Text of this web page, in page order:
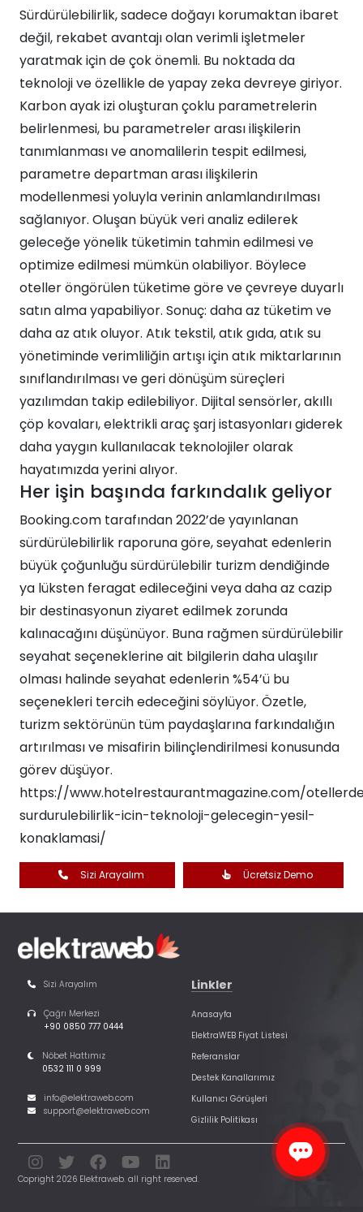
Sürdürülebilirlik, sadece doğayı korumaktan ibaret
değil, rekabet avantajı olan verimli işletmeler
yaratmak için de çok önemli. Bu noktada da
teknoloji ve özellikle de yapay zeka devreye giriyor.
Karbon ayak izi oluşturan çoklu parametrelerin
belirlenmesi, bu parametreler arası ilişkilerin
tanımlanması ve anomalilerin tespit edilmesi,
parametre departman arası ilişkilerin
modellenmesi yoluyla verinin anlamlandırılması
sağlanıyor. Oluşan büyük veri analiz edilerek
geleceğe yönelik tüketimin tahmin edilmesi ve
optimize edilmesi mümkün olabiliyor. Böylece
oteller öngörülen tüketime göre ve çevreye duyarlı
satın alma yapabiliyor. Sonuç: daha az tüketim ve
daha az atık oluyor. Atık tekstil, atık gıda, atık su
yönetiminde verimliliğin artışı için atık miktarlarının
sınıflandırılması ve geri dönüşüm süreçleri
yazılımdan takip edilebiliyor. Dijital sensörler, akıllı
çöp kovaları, elektrikli araç şarj istasyonları giderek
daha yaygın kullanılacak teknolojiler olarak
hayatımızda yerini alıyor.
Her işin başında farkındalık geliyor
Booking.com tarafından 2022’de yayınlanan
sürdürülebilirlik raporuna göre, seyahat edenlerin
büyük çoğunluğu sürdürülebilir turizm dendiğinde
ya lüksten feragat edileceğini veya daha az cazip
bir destinasyonun ziyaret edilmek zorunda
kalınacağını düşünüyor. Buna rağmen sürdürülebilir
seyahat seçeneklerine ait bilgilerin daha ulaşılır
olması halinde seyahat edenlerin %54’ü bu
seçenekleri tercih edeceğini söylüyor. Özetle,
turizm sektörünün tüm paydaşlarına farkındalığın
artırılması ve misafirin bilinçlendirilmesi konusunda
görev düşüyor.
https://www.hotelrestaurantmagazine.com/
surdurulebilirlik-icin-teknoloji-gelecegin-yesil-
konaklamasi/
Sizi Arayalım Ücretsiz Demo
Sizi Arayalım
Çağrı Merkezi
+90 0850 777 0444
Nöbet Hattımız
0532 111 0 999
info@elektraweb.com
support@elektraweb.com
Linkler
Anasayfa
ElektraWEB Fiyat Listesi
Referanslar
Destek Kanallarımız
Kullanıcı Görüşleri
Gizlilik Politikası
Copright 2026 Elektraweb. all right reserved.